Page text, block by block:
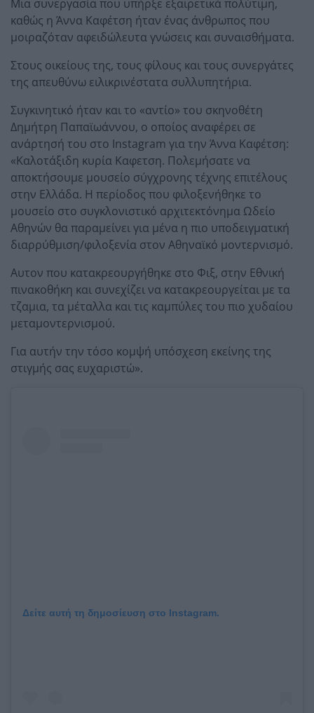
Μια συνεργασία που υπήρξε εξαιρετικά πολύτιμη,
καθώς η Άννα Καφέτση ήταν ένας άνθρωπος που
μοιραζόταν αφειδώλευτα γνώσεις και συναισθήματα.
Στους οικείους της, τους φίλους και τους συνεργάτες
της απευθύνω ειλικρινέστατα συλλυπητήρια.
Συγκινητικό ήταν και το «αντίο» του σκηνοθέτη
Δημήτρη Παπαϊωάννου, ο οποίος αναφέρει σε
ανάρτησή του στο Instagram για την Άννα Καφέτση:
«Καλοτάξιδη κυρία Καφετση. Πολεμήσατε να
αποκτήσουμε μουσείο σύγχρονης τέχνης επιτέλους
στην Ελλάδα. Η περίοδος που φιλοξενήθηκε το
μουσείο στο συγκλονιστικό αρχιτεκτόνημα Ωδείο
Αθηνών θα παραμείνει για μένα η πιο υποδειγματική
διαρρύθμιση/φιλοξενία στον Αθηναϊκό μοντερνισμό.
Αυτον που κατακρεουργήθηκε στο Φιξ, στην Εθνική
πινακοθήκη και συνεχίζει να κατακρεουργείται με τα
τζαμια, τα μέταλλα και τις καμπύλες του πιο χυδαίου
μεταμοντερνισμού.
Για αυτήν την τόσο κομψή υπόσχεση εκείνης της
στιγμής σας ευχαριστώ».
Δείτε αυτή τη δημοσίευση στο Instagram.